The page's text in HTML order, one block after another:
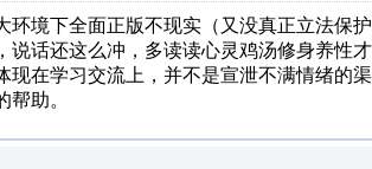
环境下全面正版不现实（又没真正立法保
说话还这么冲，多读读心灵鸡汤修身养性
现在学习交流上，并不是宣泄不满情绪的
帮助。